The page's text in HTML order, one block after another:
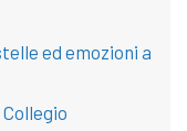
ed emozioni a